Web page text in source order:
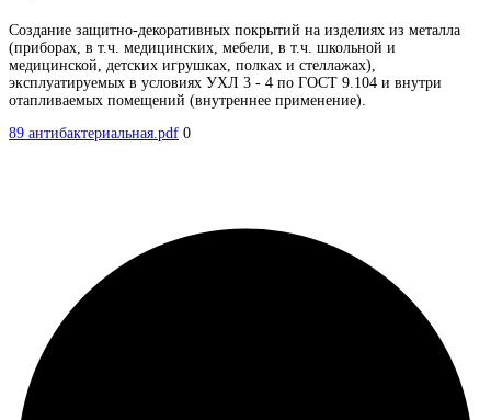
Создание защитно-декоративных покрытий на изделиях из металла
(приборах, в т.ч. медицинских, мебели, в т.ч. школьной и
медицинской, детских игрушках, полках и стеллажах),
эксплуатируемых в условиях УХЛ 3 - 4 по ГОСТ 9.104 и внутри
отапливаемых помещений (внутреннее применение).
89 антибактериальная.pdf 0